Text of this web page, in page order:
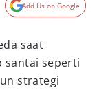
Add Us on Google
saat
santai seperti
strategi